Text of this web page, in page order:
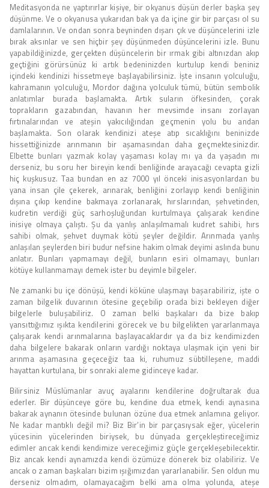
Meditasyonda ne yaptırırlar kişiye, bir okyanus düşün derler başka şey
düşünme. Ve o okyanusa yukarıdan bak ya da içine gir bir parçası ol su
damlalarının. Ve ondan sonra beyninden dışarı çık ve düşüncelerini izle
bırak aksınlar ve sen hiçbir şey düşünmeden düşüncelerini izle. Bunu
yapabildiğinizde, gerçekten düşüncelerin bir ırmak gibi altınızdan akıp
geçtiğini görürsünüz ki artık bedeninizden kurtulup kendi beniniz
içindeki kendinizi hissetmeye başlayabilirsiniz. İşte insanın yolculuğu,
kahramanın yolculuğu, Mordor dağına yolculuk tümü, bütün sembolik
anlatımlar burada başlamakta. Artık suların öfkesinden, çorak
toprakların gazabından, havanın her mevsimde insanı zorlayan
fırtınalarından ve ateşin yakıcılığından geçmenin yolu bu andan
başlamakta. Son olarak kendinizi ateşe atıp sıcaklığını beninizde
hissettiğinizde arınmanın bir aşamasından daha geçmektesinizdir.
Elbette bunları yazmak kolay yaşaması kolay mı ya da yaşadın mı
derseniz, bu soru her bireyin kendi benliğinde arayacağı cevapta gizli
hiç kuşkusuz. Taa bundan en az 7000 yıl önceki inisasyonlardan bu
yana insan çile çekerek, arınarak, benliğini zorlayıp kendi benliğinin
dışına çıkıp kendine bakmaya zorlanarak, hırslarından, şehvetinden,
kudretin verdiği güç sarhoşluğundan kurtulmaya çalışarak kendine
inisiye olmaya çalıştı. Şu da yanlış anlaşılmamalı kudret sahibi, hırs
sahibi olmak, şehvet duymak kötü şeyler değildir. Arınmada yanlış
anlaşılan şeylerden biri budur nefsine hakim olmak deyimi aslında bunu
anlatır. Bunları yapmamayı değil, bunların esiri olmamayı, bunları
kötüye kullanmamayı demek ister bu deyimle bilgeler.
Ne zamanki bu içe dönüşü, kendi köküne ulaşmayı başarabiliriz, işte o
zaman bilgelik duvarının ötesine geçebilip orada bizi bekleyen diğer
bilgelerle buluşabiliriz. O zaman belki başkaları da bize bakıp
yansıttığımız ışıkta kendilerini görecek ve bu bilgelikten yararlanmaya
çalışarak kendi arınmalarına başlayacaklardır ya da biz kendimizden
daha bilgelere bakarak onların vardığı noktaya ulaşmak için yeni bir
arınma aşamasına geçeceğiz taa ki, ruhumuz sübtilleşene, maddi
hayattan kurtulana, bir sonraki aleme gidinceye kadar.
Bilirsiniz Müslümanlar avuç ayalarını kendilerine doğrultarak dua
ederler. Bir düşünceye göre bu, kendine dua etmek, kendi aynasına
bakarak aynanın ötesinde bulunan özüne dua etmek anlamına geliyor.
Ne kadar mantıklı değil mi? Biz Bir’in bir parçasıysak eğer, yücelerin
yücesinin yücelerinden biriysek, bu dünyada gerçekleştireceğimiz
edimler ancak kendi kendimize vereceğimiz güçle gerçekleşebilecektir.
Biz ancak kendi aynamızda kendi özümüze dönerek biz olabiliriz. Ve
ancak o zaman başkaları bizim ışığımızdan yararlanabilir. Sen oldun mu
derseniz olmadım, olamayacağım belki ama olma yolunda, ateşe